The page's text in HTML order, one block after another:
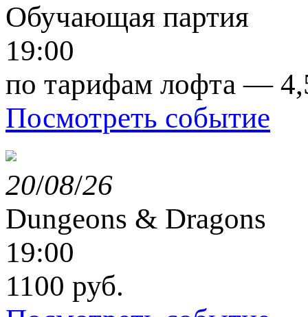
Обучающая партия
19:00
по тарифам лофта —
Посмотреть событие
20/08/26
Dungeons & Dragons
19:00
1100 руб.